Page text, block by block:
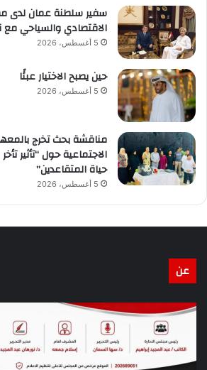
سفير سلطنة عمان لدى
الاقتصادي والسياحي مع
5 أغسطس، 2026
حين يصبح الاختيار عبئًا
5 أغسطس، 2026
مناقشة بحث تخرج
الاجتماعية حول “تأثير
حياة المتقاعدين”
5 أغسطس، 2026
عن